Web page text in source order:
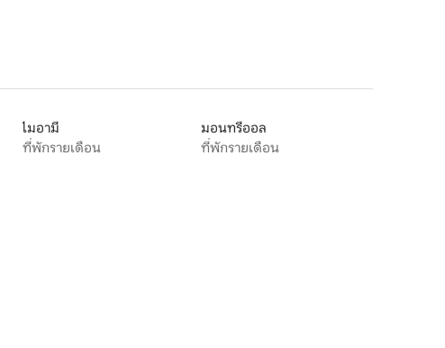
ไมอามี
ที่พักรายเดือน
มอนทรีออล
ที่พักรายเดือน